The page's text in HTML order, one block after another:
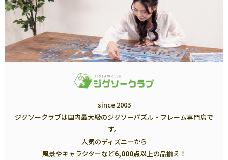
since 2003
ジグソークラブは国内最大級のジグソーパズル・フレーム専門店で
す。
人気のディズニーから
風景やキャラクターなど6,000点以上の品揃え！